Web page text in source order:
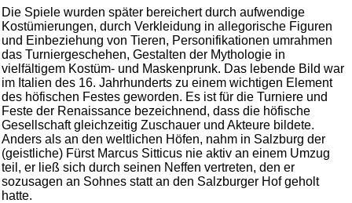
Die Spiele wurden später bereichert durch aufwendige
Kostümierungen, durch Verkleidung in allegorische Figuren
und Einbeziehung von Tieren, Personifikationen umrahmen
das Turniergeschehen, Gestalten der Mythologie in
vielfältigem Kostüm- und Maskenprunk. Das lebende Bild war
im Italien des 16. Jahrhunderts zu einem wichtigen Element
des höfischen Festes geworden. Es ist für die Turniere und
Feste der Renaissance bezeichnend, dass die höfische
Gesellschaft gleichzeitig Zuschauer und Akteure bildete.
Anders als an den weltlichen Höfen, nahm in Salzburg der
(geistliche) Fürst Marcus Sitticus nie aktiv an einem Umzug
teil, er ließ sich durch seinen Neffen vertreten, den er
sozusagen an Sohnes statt an den Salzburger Hof geholt
hatte.